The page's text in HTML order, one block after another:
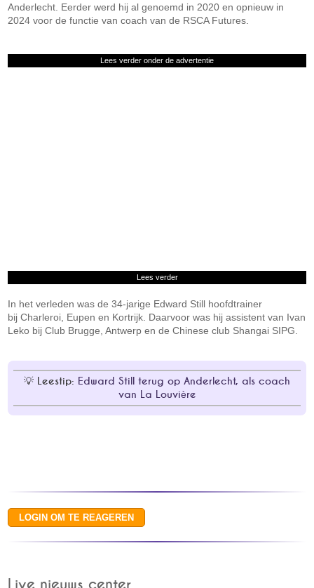
Anderlecht. Eerder werd hij al genoemd in 2020 en opnieuw in
2024 voor de functie van coach van de RSCA Futures.
Lees verder onder de advertentie
Lees verder
In het verleden was de 34-jarige Edward Still hoofdtrainer
bij Charleroi, Eupen en Kortrijk. Daarvoor was hij assistent van Ivan
Leko bij Club Brugge, Antwerp en de Chinese club Shangai SIPG.
Leestip: Edward Still terug op Anderlecht, als coach
van La Louvière
Live nieuws center